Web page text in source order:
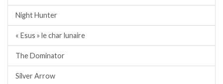
Night Hunter
« Esus » le char lunaire
The Dominator
Silver Arrow